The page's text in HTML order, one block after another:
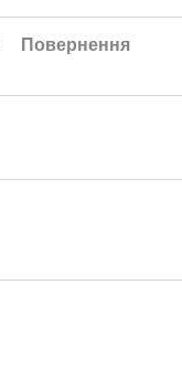
Повернення